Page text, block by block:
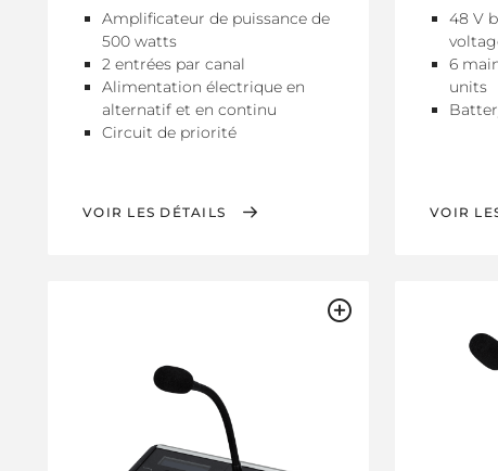
Amplificateur de puissance de
500 watts
2 entrées par canal
Alimentation électrique en
alternatif et en continu
Circuit de priorité
VOIR LES DÉTAILS
48 V
6
units
VOIR